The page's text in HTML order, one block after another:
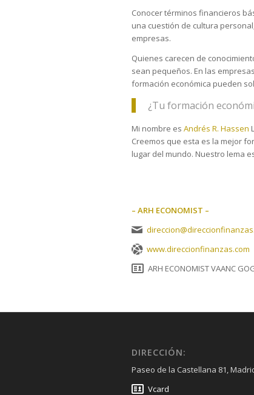
Conocer términos financieros
una cuestión de cultura
empresas.
Quienes carecen de
sean pequeños. En las
formación económica pueden
¿Tu formación
Mi nombre es Andrés R. Hassen
Creemos que esta es la mejor
lugar del mundo. Nuestro lema
– ARH ECONOMIST –
www.direccionfinanzas.com
ARH ECONOMIST VAANC
DIRECCIÓN:
Paseo de la Castellana 81,
Vcard